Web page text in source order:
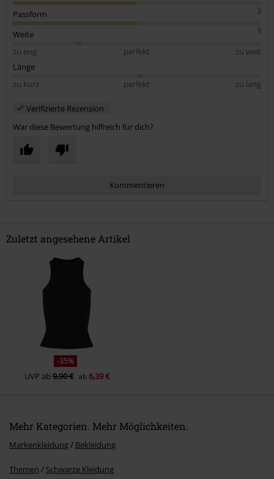
3
Passform
3
Weite
zu eng
perfekt
zu weit
Länge
zu kurz
perfekt zu lang
Verifizierte Rezension
War diese Bewertung hilfreich für dich?
Kommentieren
Kommentar jetzt abschicken!
Zuletzt angesehene Artikel
-35%
UVP ab9,90 € ab 6,39 €
Mehr Kategorien. Mehr Möglichkeiten.
Markenkleidung Bekleidung
Themen Schwarze Kleidung